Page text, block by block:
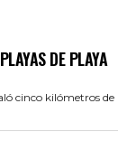
DE PLAYA
cinco kilómetros de